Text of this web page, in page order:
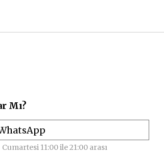
Mı?
Cumartesi 11:00 ile 21:00 arası